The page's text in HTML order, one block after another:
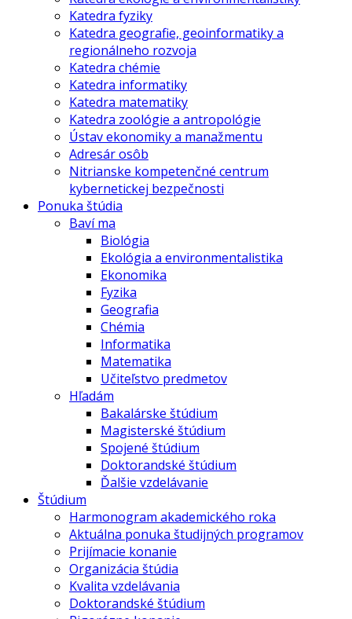
Katedra fyziky
Katedra geografie, geoinformatiky a
regionálneho rozvoja
Katedra chémie
Katedra informatiky
Katedra matematiky
Katedra zoológie a antropológie
Ústav ekonomiky a manažmentu
Adresár osôb
Nitrianske kompetenčné centrum
kybernetickej bezpečnosti
Ponuka štúdia
Baví ma
Biológia
Ekológia a environmentalistika
Ekonomika
Fyzika
Geografia
Chémia
Informatika
Matematika
Učiteľstvo predmetov
Hľadám
Bakalárske štúdium
Magisterské štúdium
Spojené štúdium
Doktorandské štúdium
Ďalšie vzdelávanie
Štúdium
Harmonogram akademického roka
Aktuálna ponuka študijných programov
Prijímacie konanie
Organizácia štúdia
Kvalita vzdelávania
Doktorandské štúdium